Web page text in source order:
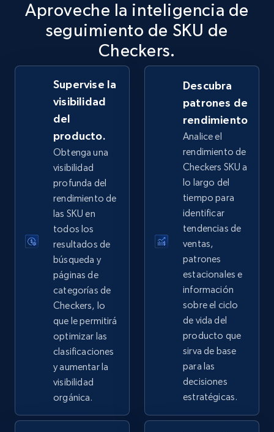
359+ Comenzar ahora
eBay - Collect records by category
URL, Product id, Title, Seller name, Seller rating,
Seller reviews, Breadcrumbs, Root category, and
2.5K+ Comenzar ahora
Google Shopping
URL, Product id, Title, Product description,
Rating, Reviews count, Images, Variations, and
2.4K+ 200+ Comenzar ahora
Google Shopping - collects products from
web using keywords
URL, Product id, Title, Product description,
Rating, Reviews count, Images, Variations, and
more.
Aproveche la inteligencia de
seguimiento de SKU de
Checkers.
Supervise la
visibilidad
del
producto.
Obtenga una
visibilidad
profunda del
rendimiento de
las SKU en
todos los
resultados de
búsqueda y
páginas de
categorías de
Checkers, lo
que le permitirá
optimizar las
clasificaciones
y aumentar la
visibilidad
orgánica.
Descubra
patrones de
rendimiento
Analice el
rendimiento de
Checkers SKU a
lo largo del
tiempo para
identificar
tendencias de
ventas,
patrones
estacionales e
información
sobre el ciclo
de vida del
producto que
sirva de base
para las
decisiones
estratégicas.